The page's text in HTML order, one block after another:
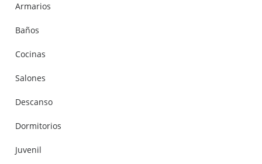
Armarios
Baños
Cocinas
Salones
Descanso
Dormitorios
Juvenil